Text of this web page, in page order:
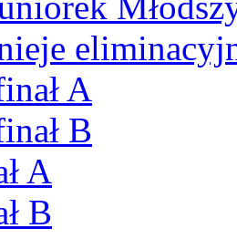
A
B
A
B